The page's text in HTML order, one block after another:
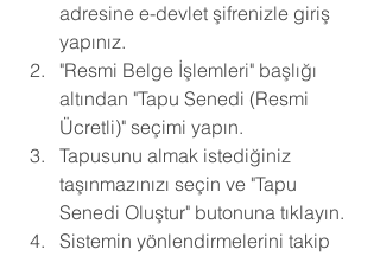
adresine e-devlet şifrenizle giriş
yapınız.
"Resmi Belge İşlemleri" başlığı
altından "Tapu Senedi (Resmi
Ücretli)" seçimi yapın.
Tapusunu almak istediğiniz
taşınmazınızı seçin ve "Tapu
Senedi Oluştur" butonuna tıklayın.
Sistemin yönlendirmelerini takip